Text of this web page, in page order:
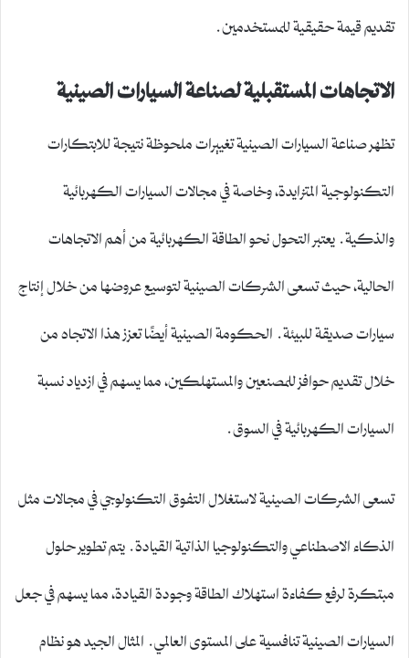
تقديم قيمة حقيقية للمستخدمين.
الاتجاهات المستقبلية لصناعة السيارات الصينية
تظهر صناعة السيارات الصينية تغييرات ملحوظة نتيجة للابتكارات
التكنولوجية المتزايدة، وخاصة في مجالات السيارات الكهربائية
والذكية. يعتبر التحول نحو الطاقة الكهربائية من أهم الاتجاهات
الحالية، حيث تسعى الشركات الصينية لتوسيع عروضها من خلال إنتاج
سيارات صديقة للبيئة. الحكومة الصينية أيضًا تعزز هذا الاتجاه من
خلال تقديم حوافز للمصنعين والمستهلكين، مما يسهم في ازدياد نسبة
السيارات الكهربائية في السوق.
تسعى الشركات الصينية لاستغلال التفوق التكنولوجي في مجالات مثل
الذكاء الاصطناعي والتكنولوجيا الذاتية القيادة. يتم تطوير حلول
مبتكرة لرفع كفاءة استهلاك الطاقة وجودة القيادة، مما يسهم في جعل
السيارات الصينية تنافسية على المستوى العالمي. المثال الجيد هو نظام